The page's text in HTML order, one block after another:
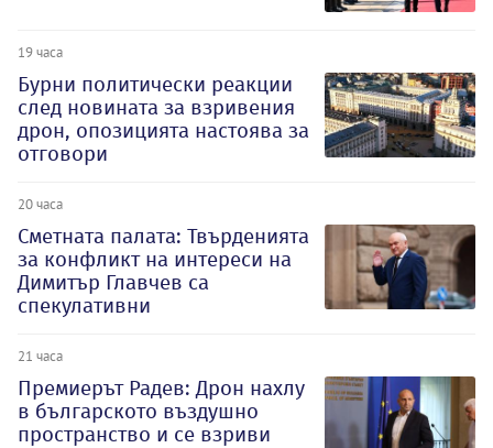
19 часа
Бурни политически реакции
след новината за взривения
дрон, опозицията настоява за
отговори
20 часа
Сметната палата: Твърденията
за конфликт на интереси на
Димитър Главчев са
спекулативни
21 часа
Премиерът Радев: Дрон нахлу
в българското въздушно
пространство и се взриви